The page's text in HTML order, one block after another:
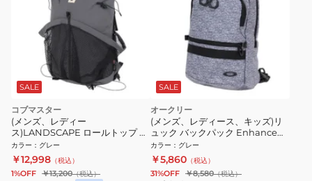
SALE
コブマスター
(メンズ、レディー
ス)LANDSCAPE ロールトップ バ
ックパック リュック 81357700-
85
カラー ： グレー
￥12,998 （税込）
1%OFF ￥13,200（税込）
SALE
オークリー
(メンズ、レディース、キッズ)リ
ュック バックパック Enhance
Sling 9.0 グレー 10L
FOS901983-27B デイバッグ リュ
クサック 耐水
カラー ： グレー
￥5,860 （税込）
31%OFF ￥8,580（税込）